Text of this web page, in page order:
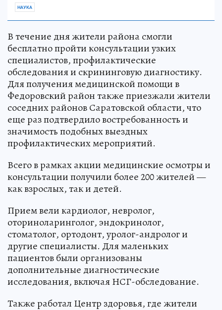
НАУКА
В течение дня жители района смогли
бесплатно пройти консультации узких
специалистов, профилактические
обследования и скрининговую диагностику.
Для получения медицинской помощи в
Федоровский район также приезжали жители
соседних районов Саратовской области, что
еще раз подтвердило востребованность и
значимость подобных выездных
профилактических мероприятий.
Всего в рамках акции медицинские осмотры и
консультации получили более 200 жителей —
как взрослых, так и детей.
Прием вели кардиолог, невролог,
оториноларинголог, эндокринолог,
стоматолог, ортодонт, уролог-андролог и
другие специалисты. Для маленьких
пациентов были организованы
дополнительные диагностические
исследования, включая НСГ-обследование.
Также работал Центр здоровья, где жители